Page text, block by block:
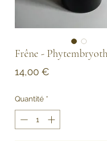
Frêne -
14,00 €
Quantité *